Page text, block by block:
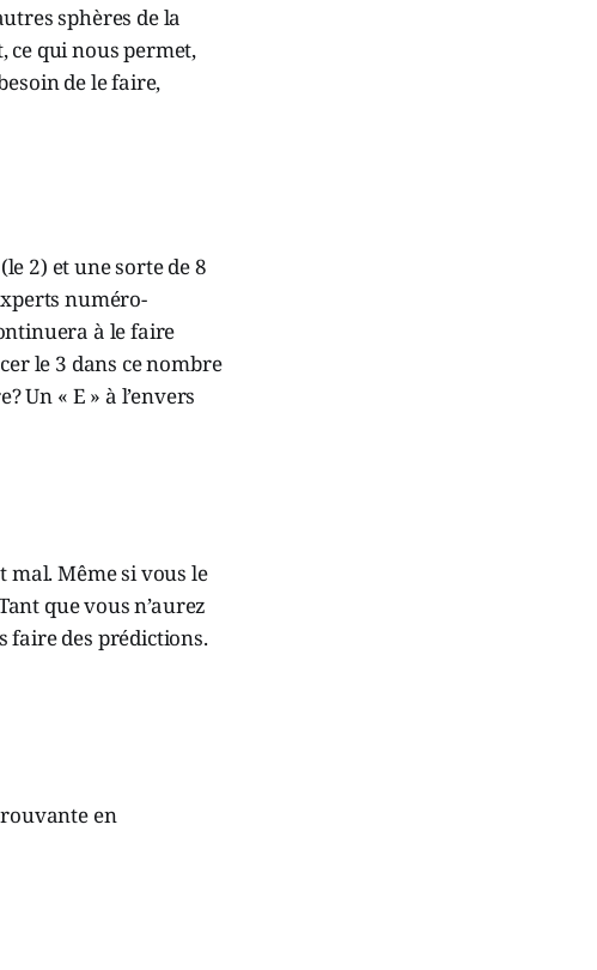
sphères de la
ce qui nous permet,
de le faire,
2) et une sorte de 8
numéro-
à le faire
le 3 dans ce nombre
Un « E » à l’envers
mal. Même si vous le
que vous n’aurez
faire des prédictions.
en